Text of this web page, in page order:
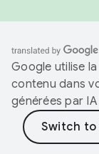
Google utilise
contenu dans
générées par